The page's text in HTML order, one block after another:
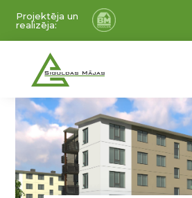
Projektēja un
realizēja: